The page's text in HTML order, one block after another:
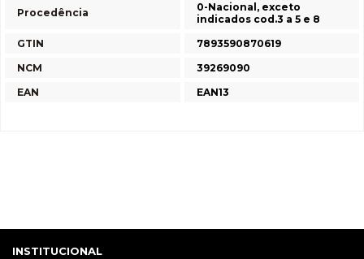
Procedência
0-Nacional, exceto
indicados cod.3 a 5 e 8
GTIN
7893590870619
NCM
39269090
EAN
EAN13
INSTITUCIONAL